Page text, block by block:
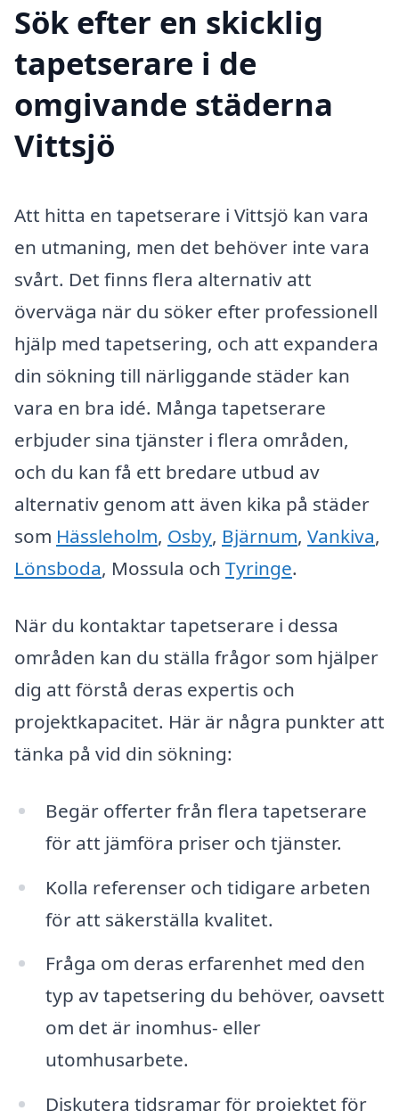
Sök efter en skicklig
tapetserare i de
omgivande städerna
Vittsjö
Att hitta en tapetserare i Vittsjö kan vara
en utmaning, men det behöver inte vara
svårt. Det finns flera alternativ att
överväga när du söker efter professionell
hjälp med tapetsering, och att expandera
din sökning till närliggande städer kan
vara en bra idé. Många tapetserare
erbjuder sina tjänster i flera områden,
och du kan få ett bredare utbud av
alternativ genom att även kika på städer
som Hässleholm, Osby, Bjärnum, Vankiva,
Lönsboda, Mossula och Tyringe.
När du kontaktar tapetserare i dessa
områden kan du ställa frågor som hjälper
dig att förstå deras expertis och
projektkapacitet. Här är några punkter att
tänka på vid din sökning:
Begär offerter från flera tapetserare
för att jämföra priser och tjänster.
Kolla referenser och tidigare arbeten
för att säkerställa kvalitet.
Fråga om deras erfarenhet med den
typ av tapetsering du behöver, oavsett
om det är inomhus- eller
utomhusarbete.
Diskutera tidsramar för projektet för